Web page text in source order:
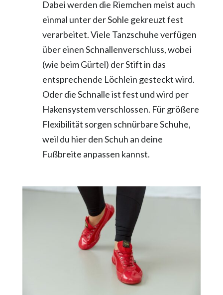
Dabei werden die Riemchen meist auch
einmal unter der Sohle gekreuzt fest
verarbeitet. Viele Tanzschuhe verfügen
über einen Schnallenverschluss, wobei
(wie beim Gürtel) der Stift in das
entsprechende Löchlein gesteckt wird.
Oder die Schnalle ist fest und wird per
Hakensystem verschlossen. Für größere
Flexibilität sorgen schnürbare Schuhe,
weil du hier den Schuh an deine
Fußbreite anpassen kannst.